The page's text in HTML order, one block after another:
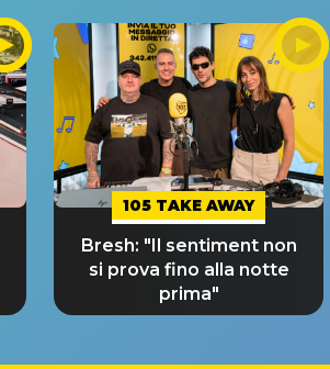
105 TAKE AWAY
Bresh: "Il sentiment non
si prova fino alla notte
prima"